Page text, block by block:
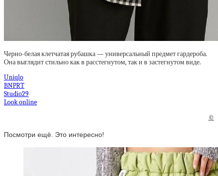
Черно-белая клетчатая рубашка — универсальный предмет гардероба.
Она выглядит стильно как в расстегнутом, так и в застегнутом виде.
Uniqlo
BNPRT
Studio29
Look online
©
Посмотри ещё. Это интересно!